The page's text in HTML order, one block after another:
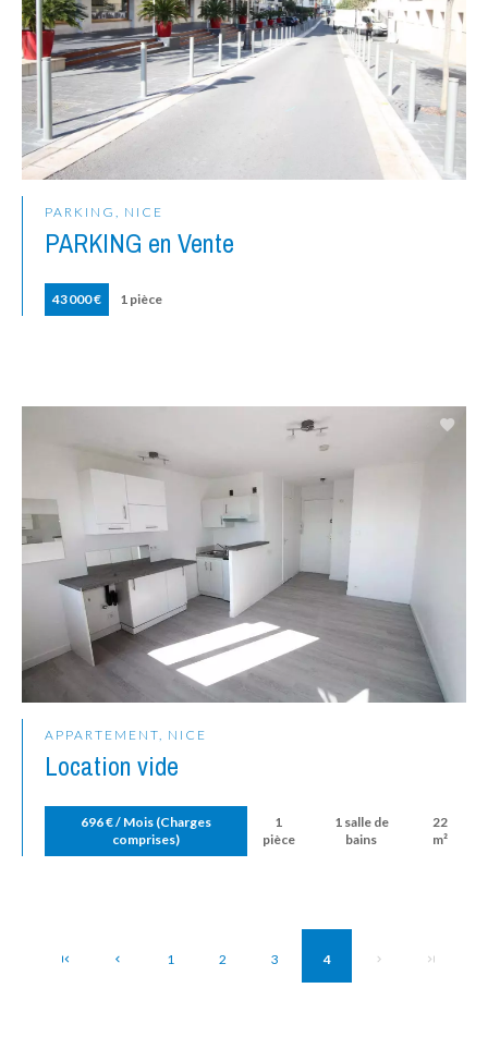
PARKING, NICE
PARKING en Vente
43 000 € 1 pièce
APPARTEMENT, NICE
Location vide
696 € / Mois (Charges
comprises)
1
pièce
1 salle de
bains
22
m²
1 2 3 4